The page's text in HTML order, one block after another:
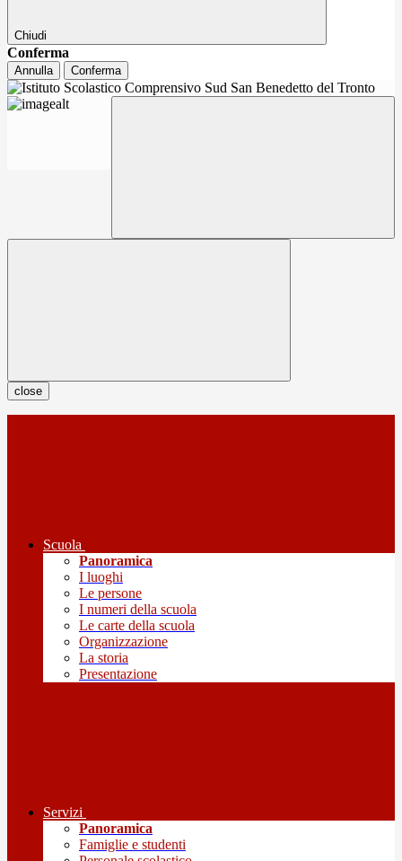
Chiudi
Conferma
Annulla Conferma
close
Scuola
Panoramica
I luoghi
Le persone
I numeri della scuola
Le carte della scuola
Organizzazione
La storia
Presentazione
Servizi
Panoramica
Famiglie e studenti